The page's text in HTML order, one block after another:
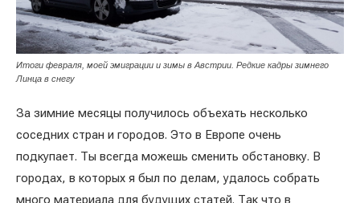
Итоги февраля, моей эмиграции и зимы в Австрии. Редкие кадры зимнего
Линца в снегу
За зимние месяцы получилось объехать несколько
соседних стран и городов. Это в Европе очень
подкупает. Ты всегда можешь сменить обстановку. В
городах, в которых я был по делам, удалось собрать
много материала для будущих статей. Так что в